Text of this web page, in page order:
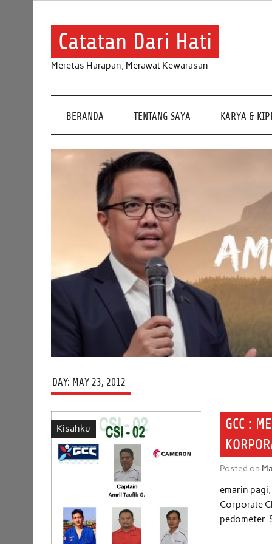
Catatan Dari Hati
Meretas Harapan, Merawat Kewarasan
BERANDA TENTANG SAYA KARYA &
DAY: MAY 23, 2012
Kisahku
GCC :
Posted on
emarin pagi,
Corporate
pedometer.